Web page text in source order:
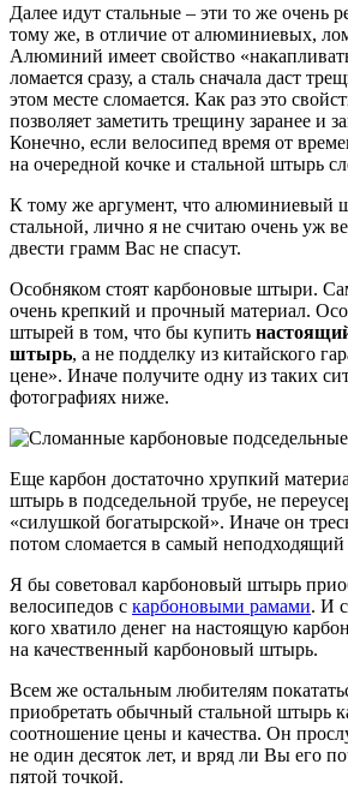
Далее идут стальные – эти то же очень
тому же, в отличие от алюминиевых,
Алюминий имеет свойство
ломается сразу, а сталь сначала даст
этом месте сломается. Как раз это
позволяет заметить трещину заранее и
Конечно, если велосипед время от
на очередной кочке и стальной штырь
К тому же аргумент, что алюминиевый
стальной, лично я не считаю очень уж
двести грамм Вас не спасут.
Особняком стоят карбоновые штыри.
очень крепкий и прочный материал.
штырей в том, что бы купить
штырь, а не подделку из китайского
цене». Иначе получите одну из таких
фотографиях ниже.
Еще карбон достаточно хрупкий
штырь в подседельной трубе, не
«силушкой богатырской». Иначе он
потом сломается в самый
Я бы советовал карбоновый штырь
велосипедов с карбоновыми рамами. И
кого хватило денег на настоящую
на качественный карбоновый штырь.
Всем же остальным любителям
приобретать обычный стальной штырь
соотношение цены и качества. Он
не один десяток лет, и вряд ли Вы его
пятой точкой.